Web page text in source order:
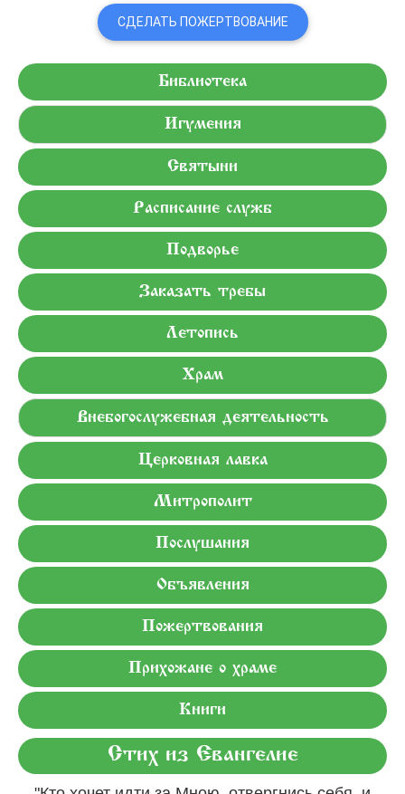
СДЕЛАТЬ ПОЖЕРТВОВАНИЕ
Библиотека
Игумения
Святыни
Расписание служб
Подворье
Заказать требы
Летопись
Храм
Внебогослужебная деятельность
Церковная лавка
Митрополит
Послушания
Объявления
Пожертвования
Прихожане о храме
Книги
Стих из Евангелие